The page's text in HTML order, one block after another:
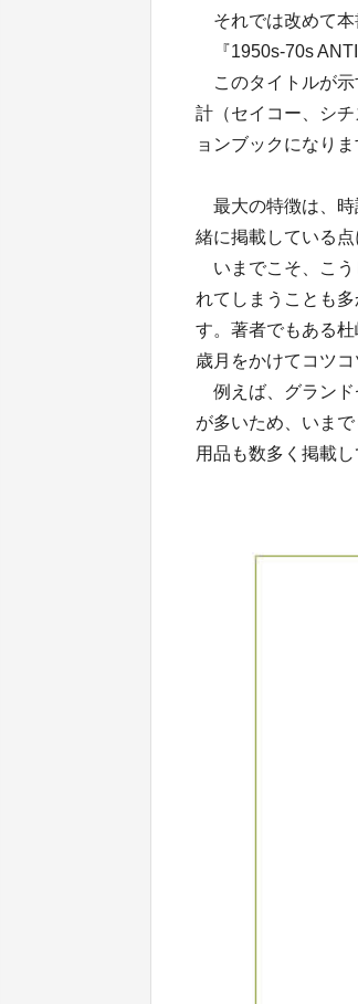
それでは改めて本
『1950s-70s
このタイトルが示
計（セイコー、シ
ョンブックになりま
最大の特徴は、時
緒に掲載している点
いまでこそ、こう
れてしまうことも
す。著者でもある
歳月をかけてコツコ
例えば、グランド
が多いため、いま
用品も数多く掲載し